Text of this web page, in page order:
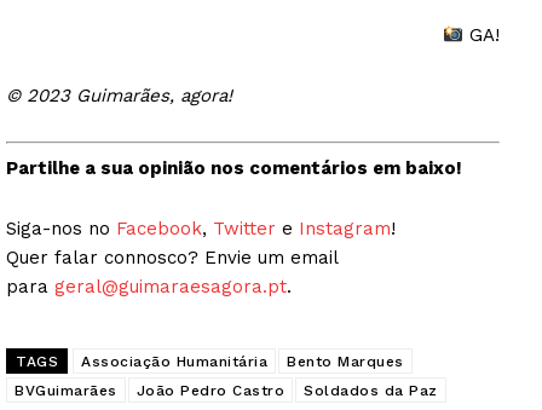
GA!
© 2023 Guimarães, agora!
Partilhe a sua opinião nos comentários em baixo!
Siga-nos no Facebook, Twitter e Instagram!
Quer falar connosco? Envie um email
para geral@guimaraesagora.pt.
TAGS Associação Humanitária
Bento Marques
BVGuimarães
João Pedro Castro Soldados da Paz